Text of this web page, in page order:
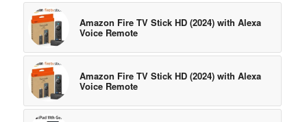
Amazon Fire TV Stick HD (2024) with Alexa
Voice Remote
Amazon Fire TV Stick HD (2024) with Alexa
Voice Remote